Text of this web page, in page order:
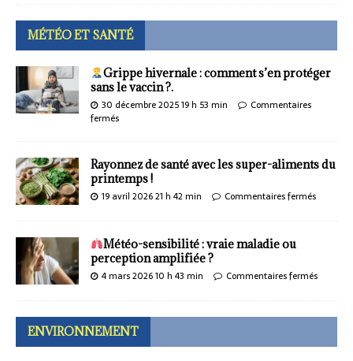
MÉTÉO ET SANTÉ
Grippe hivernale : comment s’en protéger
sans le vaccin ?.
30 décembre 2025 19 h 53 min
Commentaires
fermés
Rayonnez de santé avec les super-aliments du
printemps !
19 avril 2026 21 h 42 min Commentaires fermés
Météo-sensibilité : vraie maladie ou
perception amplifiée ?
4 mars 2026 10 h 43 min Commentaires fermés
ENVIRONNEMENT